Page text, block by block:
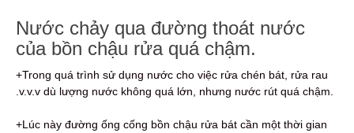
Nước chảy qua đường thoát nước
của bồn chậu rửa quá chậm.
+Trong quá trình sử dụng nước cho việc rửa chén bát, rửa rau
.v.v.v dù lượng nước không quá lớn, nhưng nước rút quá chậm.
+Lúc này đường ống cống bồn chậu rửa bát cần một thời gian